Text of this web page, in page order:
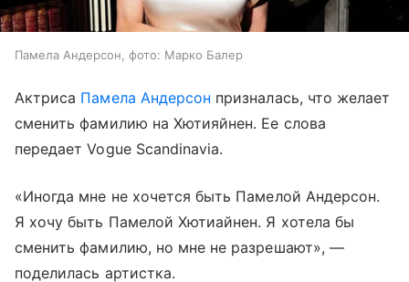
Памела Андерсон, фото: Марко Балер
Актриса Памела Андерсон призналась, что желает
сменить фамилию на Хютияйнен. Ее слова
передает Vogue Scandinavia.
«Иногда мне не хочется быть Памелой Андерсон.
Я хочу быть Памелой Хютиайнен. Я хотела бы
сменить фамилию, но мне не разрешают», —
поделилась артистка.